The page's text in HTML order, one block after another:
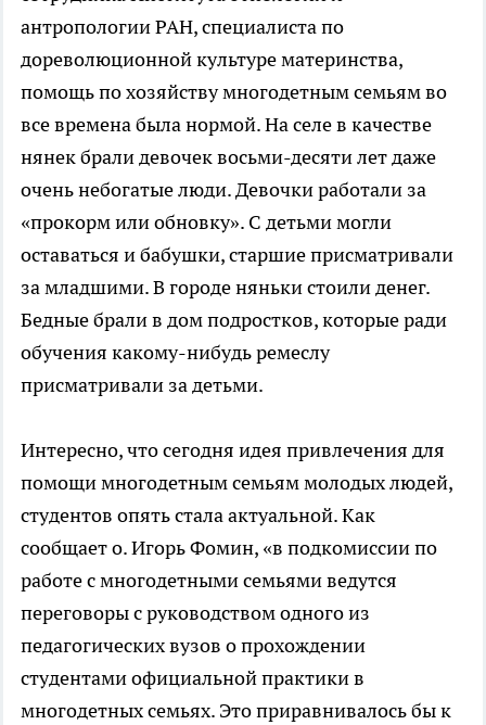
антропологии РАН, специалиста по
дореволюционной культуре материнства,
помощь по хозяйству многодетным семьям во
все времена была нормой. На селе в качестве
нянек брали девочек восьми-десяти лет даже
очень небогатые люди. Девочки работали за
«прокорм или обновку». С детьми могли
оставаться и бабушки, старшие присматривали
за младшими. В городе няньки стоили денег.
Бедные брали в дом подростков, которые ради
обучения какому-нибудь ремеслу
присматривали за детьми.
Интересно, что сегодня идея привлечения для
помощи многодетным семьям молодых людей,
студентов опять стала актуальной. Как
сообщает о. Игорь Фомин, «в подкомиссии по
работе с многодетными семьями ведутся
переговоры с руководством одного из
педагогических вузов о прохождении
студентами официальной практики в
многодетных семьях. Это приравнивалось бы к